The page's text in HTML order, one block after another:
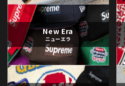
New Era
ニューエラ